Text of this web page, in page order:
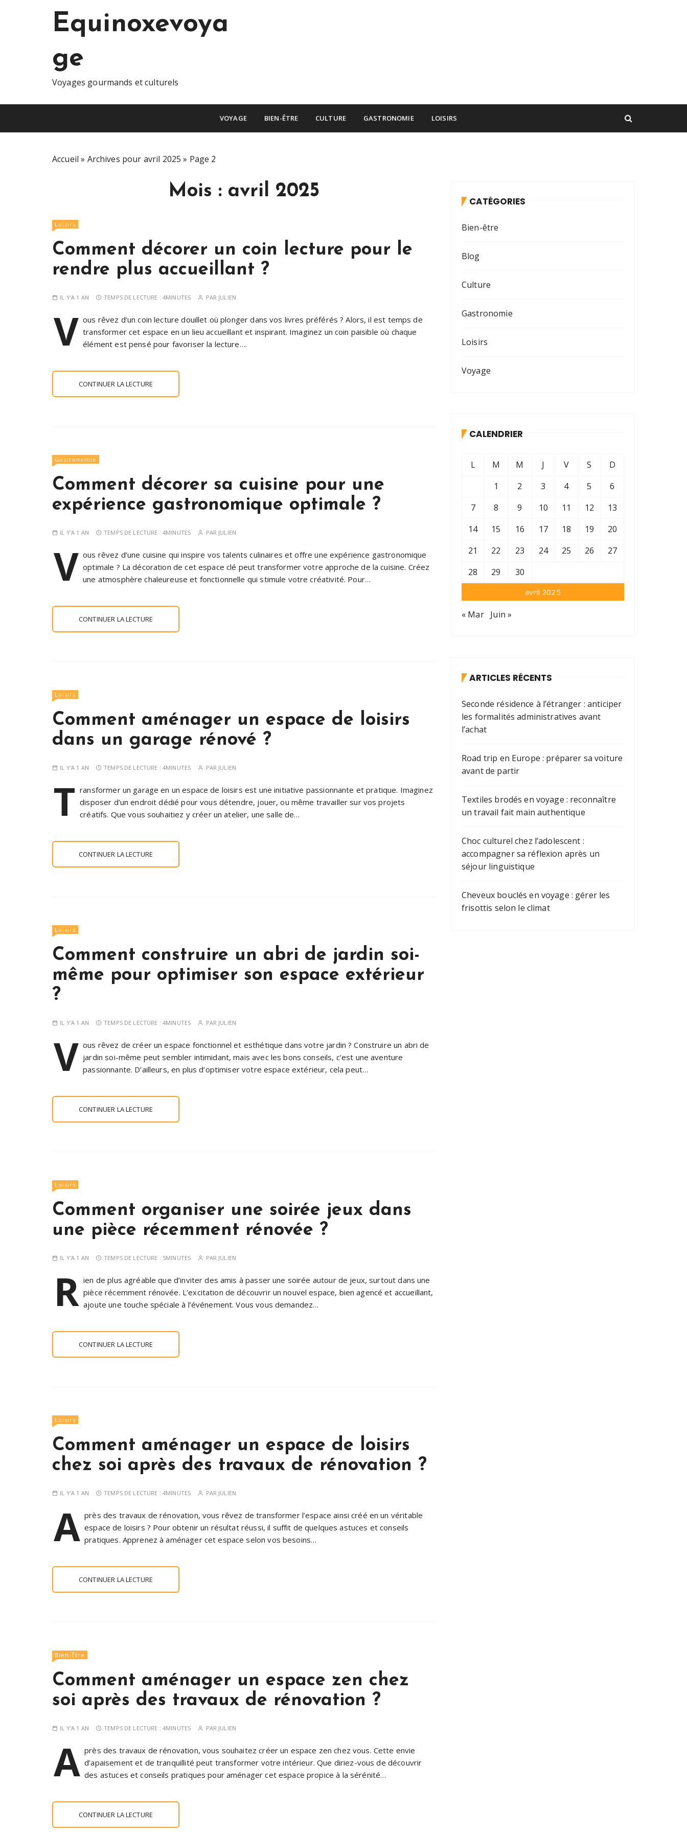
n
e
Equinoxevoya
ge
Voyages gourmands et culturels
VOYAGE BIEN-ÊTRE CULTURE GASTRONOMIE LOISIRS
Accueil » Archives pour avril 2025 » Page 2
Mois : avril 2025
Loisirs
Comment décorer un coin lecture pour le
rendre plus accueillant ?
IL Y'A 1 AN TEMPS DE LECTURE : 4MINUTES PAR JULIEN
V ous rêvez d’un coin lecture douillet où plonger dans vos livres préférés ? Alors, il est temps de
transformer cet espace en un lieu accueillant et inspirant. Imaginez un coin paisible où chaque
élément est pensé pour favoriser la lecture….
CONTINUER LA LECTURE
Gastronomie
Comment décorer sa cuisine pour une
expérience gastronomique optimale ?
IL Y'A 1 AN TEMPS DE LECTURE : 4MINUTES PAR JULIEN
V ous rêvez d’une cuisine qui inspire vos talents culinaires et offre une expérience gastronomique
optimale ? La décoration de cet espace clé peut transformer votre approche de la cuisine. Créez
une atmosphère chaleureuse et fonctionnelle qui stimule votre créativité. Pour…
CONTINUER LA LECTURE
Loisirs
Comment aménager un espace de loisirs
dans un garage rénové ?
IL Y'A 1 AN TEMPS DE LECTURE : 4MINUTES PAR JULIEN
T ransformer un garage en un espace de loisirs est une initiative passionnante et pratique. Imaginez
disposer d’un endroit dédié pour vous détendre, jouer, ou même travailler sur vos projets
créatifs. Que vous souhaitiez y créer un atelier, une salle de…
CONTINUER LA LECTURE
Loisirs
Comment construire un abri de jardin soi-
même pour optimiser son espace extérieur
?
IL Y'A 1 AN TEMPS DE LECTURE : 4MINUTES PAR JULIEN
V ous rêvez de créer un espace fonctionnel et esthétique dans votre jardin ? Construire un abri de
jardin soi-même peut sembler intimidant, mais avec les bons conseils, c’est une aventure
passionnante. D’ailleurs, en plus d’optimiser votre espace extérieur, cela peut…
CONTINUER LA LECTURE
Loisirs
Comment organiser une soirée jeux dans
une pièce récemment rénovée ?
IL Y'A 1 AN TEMPS DE LECTURE : 5MINUTES PAR JULIEN
R ien de plus agréable que d’inviter des amis à passer une soirée autour de jeux, surtout dans une
pièce récemment rénovée. L’excitation de découvrir un nouvel espace, bien agencé et accueillant,
ajoute une touche spéciale à l’événement. Vous vous demandez…
CONTINUER LA LECTURE
Loisirs
Comment aménager un espace de loisirs
chez soi après des travaux de rénovation ?
IL Y'A 1 AN TEMPS DE LECTURE : 4MINUTES PAR JULIEN
A près des travaux de rénovation, vous rêvez de transformer l’espace ainsi créé en un véritable
espace de loisirs ? Pour obtenir un résultat réussi, il suffit de quelques astuces et conseils
pratiques. Apprenez à aménager cet espace selon vos besoins…
CONTINUER LA LECTURE
Bien-Être
Comment aménager un espace zen chez
soi après des travaux de rénovation ?
IL Y'A 1 AN TEMPS DE LECTURE : 4MINUTES PAR JULIEN
A près des travaux de rénovation, vous souhaitez créer un espace zen chez vous. Cette envie
d’apaisement et de tranquillité peut transformer votre intérieur. Que diriez-vous de découvrir
des astuces et conseils pratiques pour aménager cet espace propice à la sérénité…
CONTINUER LA LECTURE
CATÉGORIES
Bien-être
Blog
Culture
Gastronomie
Loisirs
Voyage
CALENDRIER
avril 2025
L M M J V S
D
1
2 3 4 5
6
7
8 9 10 11 12
13
14
15 16 17 18 19
20
21
22 23 24 25 26
27
28
29 30
« Mar Juin »
ARTICLES RÉCENTS
Seconde résidence à l’étranger : anticiper
les formalités administratives avant
l’achat
Road trip en Europe : préparer sa voiture
avant de partir
Textiles brodés en voyage : reconnaître
un travail fait main authentique
Choc culturel chez l’adolescent :
accompagner sa réflexion après un
séjour linguistique
Cheveux bouclés en voyage : gérer les
frisottis selon le climat